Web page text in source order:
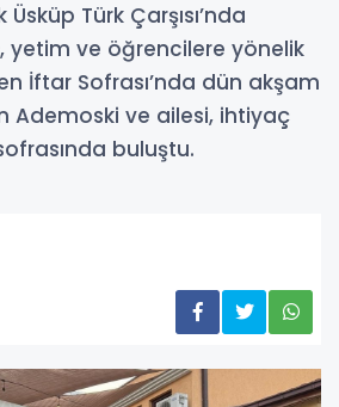
Türk Çarşısı’nda
yetim ve öğrencilere yönelik
İftar Sofrası’nda dün akşam
Ademoski ve ailesi, ihtiyaç
buluştu.